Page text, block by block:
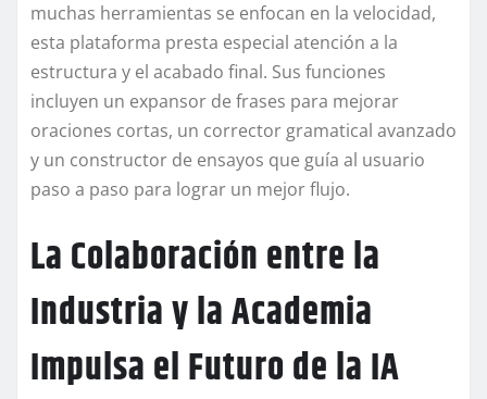
muchas herramientas se enfocan en la velocidad,
esta plataforma presta especial atención a la
estructura y el acabado final. Sus funciones
incluyen un expansor de frases para mejorar
oraciones cortas, un corrector gramatical avanzado
y un constructor de ensayos que guía al usuario
paso a paso para lograr un mejor flujo.
La Colaboración entre la
Industria y la Academia
Impulsa el Futuro de la IA